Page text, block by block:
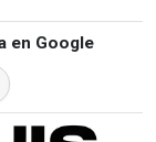
en Google